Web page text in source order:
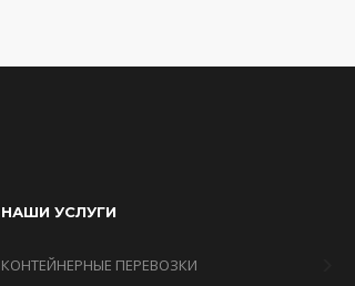
НАШИ УСЛУГИ
КОНТЕЙНЕРНЫЕ ПЕРЕВОЗКИ